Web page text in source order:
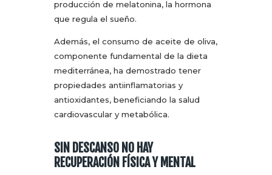
producción de melatonina, la hormona
que regula el sueño.
Además, el consumo de aceite de oliva,
componente fundamental de la dieta
mediterránea, ha demostrado tener
propiedades antiinflamatorias y
antioxidantes, beneficiando la salud
cardiovascular y metabólica.
SIN DESCANSO NO HAY
RECUPERACIÓN FÍSICA Y MENTAL